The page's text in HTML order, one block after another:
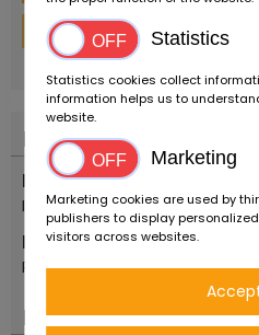
Localisation
Pays
Italie
Emplacement
Reggio Emilia
Important
Statistics
Statistics cookies collect
information helps us to
website.
Marketing
Marketing cookies are used by
publishers to display
visitors across websites.